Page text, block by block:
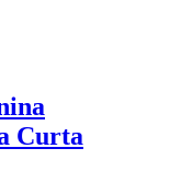
Curta